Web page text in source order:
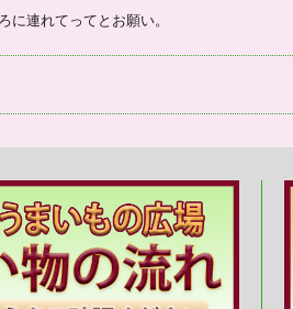
に連れてってとお願い。